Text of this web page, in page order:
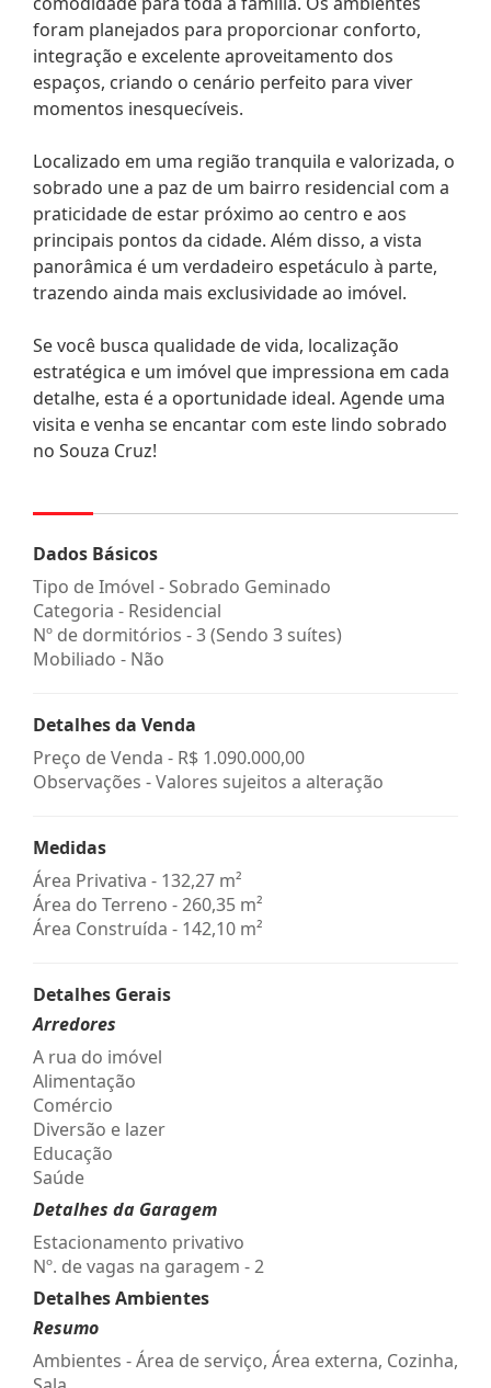
foram planejados para proporcionar conforto,
integração e excelente aproveitamento dos
espaços, criando o cenário perfeito para viver
momentos inesquecíveis.
Localizado em uma região tranquila e valorizada, o
sobrado une a paz de um bairro residencial com a
praticidade de estar próximo ao centro e aos
principais pontos da cidade. Além disso, a vista
panorâmica é um verdadeiro espetáculo à parte,
trazendo ainda mais exclusividade ao imóvel.
Se você busca qualidade de vida, localização
estratégica e um imóvel que impressiona em cada
detalhe, esta é a oportunidade ideal. Agende uma
visita e venha se encantar com este lindo sobrado
no Souza Cruz!
Dados Básicos
Tipo de Imóvel - Sobrado Geminado
Categoria - Residencial
Nº de dormitórios - 3 (Sendo 3 suítes)
Mobiliado - Não
Detalhes da Venda
Preço de Venda - R$ 1.090.000,00
Observações - Valores sujeitos a alteração
Medidas
Área Privativa - 132,27 m²
Área do Terreno - 260,35 m²
Área Construída - 142,10 m²
Detalhes Gerais
Arredores
A rua do imóvel
Alimentação
Comércio
Diversão e lazer
Educação
Saúde
Detalhes da Garagem
Estacionamento privativo
Nº. de vagas na garagem - 2
Detalhes Ambientes
Resumo
Ambientes - Área de serviço, Área externa, Cozinha,